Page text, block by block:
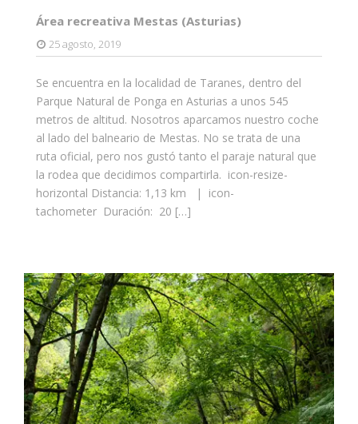
Área recreativa Mestas (Asturias)
25 agosto, 2019
Se encuentra en la localidad de Taranes, dentro del
Parque Natural de Ponga en Asturias a unos 545
metros de altitud. Nosotros aparcamos nuestro coche
al lado del balneario de Mestas. No se trata de una
ruta oficial, pero nos gustó tanto el paraje natural que
la rodea que decidimos compartirla. icon-resize-
horizontal Distancia: 1,13 km | icon-
tachometer Duración: 20 […]